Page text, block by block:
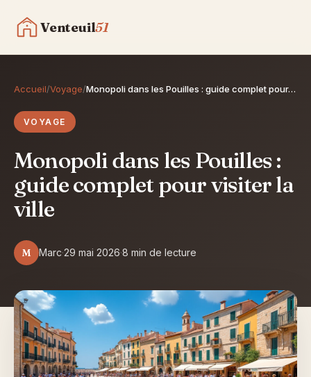
Venteuil51
Gastronomie
Voyage
Maison & Déco
Contact
Découvrir le blog
Accueil/Voyage/Monopoli dans les Pouilles : guide complet pour…
VOYAGE
Monopoli dans les Pouilles :
guide complet pour visiter la
ville
M Marc·29 mai 2026·8 min de lecture